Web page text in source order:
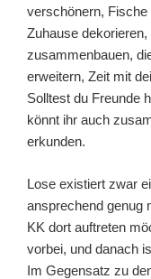
verschönern, Fische
Zuhause
zusammenbauen,
erweitern, Zeit mit
Solltest du Freunde
könnt ihr auch
erkunden.
Lose existiert zwar
ansprechend genug
KK dort auftreten
vorbei, und danach
Im Gegensatz zu